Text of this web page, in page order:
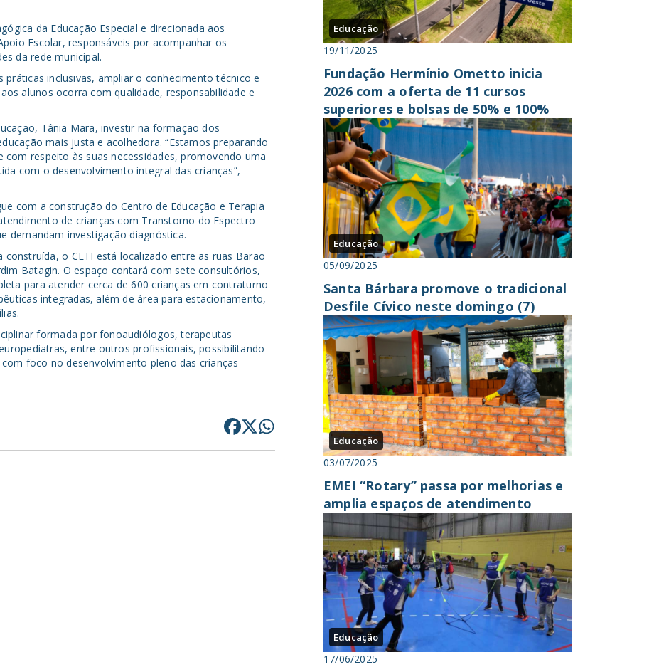
da Educação Especial e direcionada aos
Escolar, responsáveis por acompanhar os
da rede municipal.
inclusivas, ampliar o conhecimento técnico e
alunos ocorra com qualidade, responsabilidade e
Tânia Mara, investir na formação dos
mais justa e acolhedora. “Estamos preparando
respeito às suas necessidades, promovendo uma
com o desenvolvimento integral das crianças”,
com a construção do Centro de Educação e Terapia
de crianças com Transtorno do Espectro
demandam investigação diagnóstica.
o CETI está localizado entre as ruas Barão
Batagin. O espaço contará com sete consultórios,
para atender cerca de 600 crianças em contraturno
integradas, além de área para estacionamento,
formada por fonoaudiólogos, terapeutas
entre outros profissionais, possibilitando
foco no desenvolvimento pleno das crianças
Educação
19/11/2025
Fundação Hermínio Ometto inicia
2026 com a oferta de 11 cursos
superiores e bolsas de 50% e 100%
Educação
05/09/2025
Santa Bárbara promove o tradicional
Desfile Cívico neste domingo (7)
Educação
03/07/2025
EMEI “Rotary” passa por melhorias e
amplia espaços de atendimento
Educação
17/06/2025